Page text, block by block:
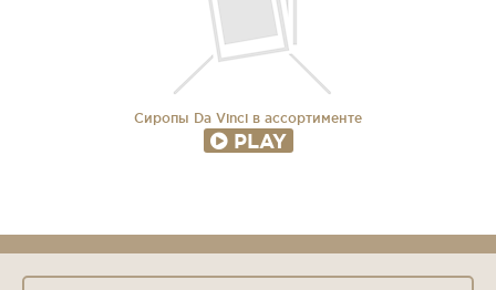
Сиропы Da Vinci в ассортименте
PLAY